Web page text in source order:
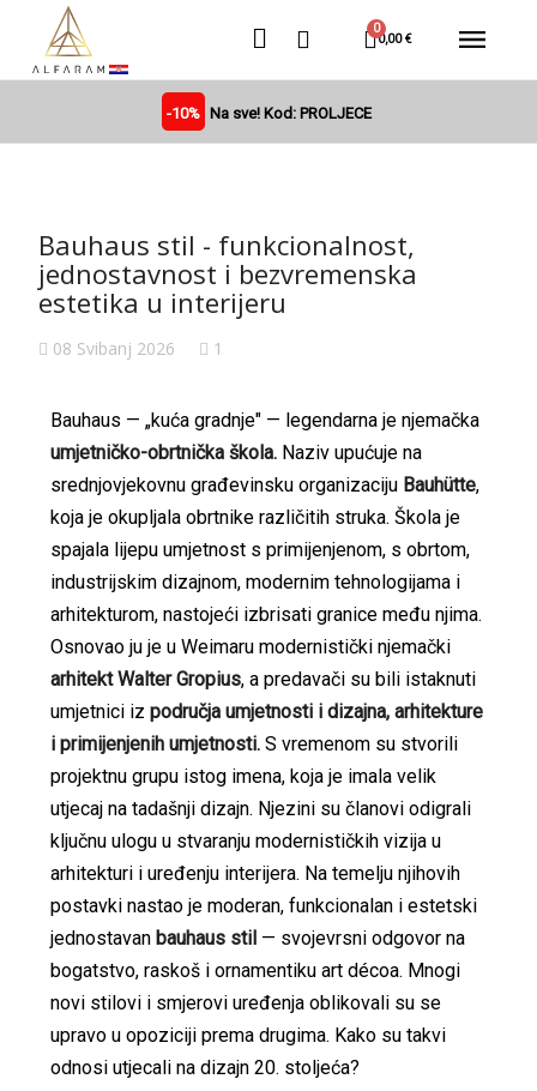
0,00 €
-10% Na sve! Kod: PROLJECE
Bauhaus stil - funkcionalnost,
jednostavnost i bezvremenska
estetika u interijeru
08 Svibanj 2026 1
Bauhaus — „kuća gradnje" — legendarna je njemačka
umjetničko-obrtnička škola. Naziv upućuje na
srednjovjekovnu građevinsku organizaciju Bauhütte,
koja je okupljala obrtnike različitih struka. Škola je
spajala lijepu umjetnost s primijenjenom, s obrtom,
industrijskim dizajnom, modernim tehnologijama i
arhitekturom, nastojeći izbrisati granice među njima.
Osnovao ju je u Weimaru modernistički njemački
arhitekt Walter Gropius, a predavači su bili istaknuti
umjetnici izpodručja umjetnosti i dizajna, arhitekture
i primijenjenih umjetnosti. S vremenom su stvorili
projektnu grupu istog imena, koja je imala velik
utjecaj na tadašnji dizajn. Njezini su članovi odigrali
ključnu ulogu u stvaranju modernističkih vizija u
arhitekturi i uređenju interijera. Na temelju njihovih
postavki nastao je moderan, funkcionalan i estetski
jednostavanbauhaus stil — svojevrsni odgovor na
bogatstvo, raskoš i ornamentiku art décoa. Mnogi
novi stilovi i smjerovi uređenja oblikovali su se
upravo u opoziciji prema drugima. Kako su takvi
odnosi utjecali na dizajn 20. stoljeća?